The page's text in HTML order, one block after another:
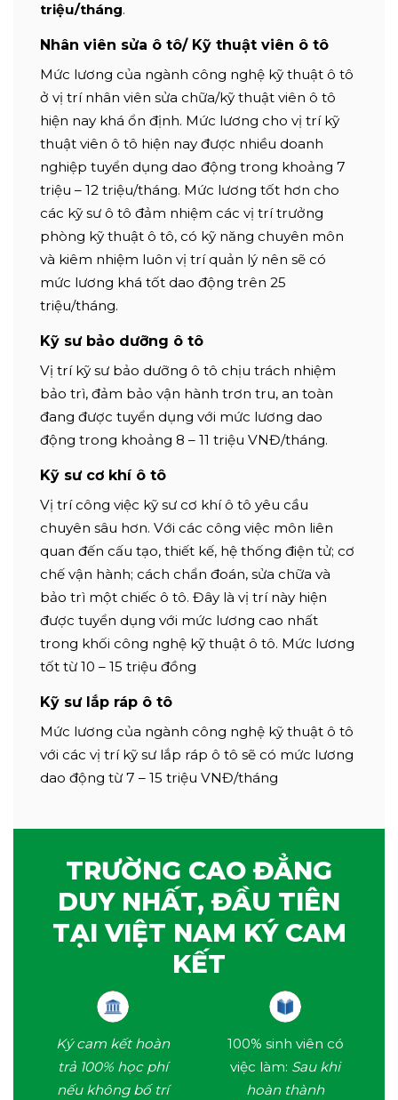
triệu/tháng.
Nhân viên sửa ô tô/ Kỹ thuật viên ô tô
Mức lương của ngành công nghệ kỹ thuật ô tô
ở vị trí nhân viên sửa chữa/kỹ thuật viên ô tô
hiện nay khá ổn định. Mức lương cho vị trí kỹ
thuật viên ô tô hiện nay được nhiều doanh
nghiệp tuyển dụng dao động trong khoảng 7
triệu – 12 triệu/tháng. Mức lương tốt hơn cho
các kỹ sư ô tô đảm nhiệm các vị trí trưởng
phòng kỹ thuật ô tô, có kỹ năng chuyên môn
và kiêm nhiệm luôn vị trí quản lý nên sẽ có
mức lương khá tốt dao động trên 25
triệu/tháng.
Kỹ sư bảo dưỡng ô tô
Vị trí kỹ sư bảo dưỡng ô tô chịu trách nhiệm
bảo trì, đảm bảo vận hành trơn tru, an toàn
đang được tuyển dụng với mức lương dao
động trong khoảng 8 – 11 triệu VNĐ/tháng.
Kỹ sư cơ khí ô tô
Vị trí công việc kỹ sư cơ khí ô tô yêu cầu
chuyên sâu hơn. Với các công việc môn liên
quan đến cấu tạo, thiết kế, hệ thống điện tử; cơ
chế vận hành; cách chẩn đoán, sửa chữa và
bảo trì một chiếc ô tô. Đây là vị trí này hiện
được tuyển dụng với mức lương cao nhất
trong khối công nghệ kỹ thuật ô tô. Mức lương
tốt từ 10 – 15 triệu đồng
Kỹ sư lắp ráp ô tô
Mức lương của ngành công nghệ kỹ thuật ô tô
với các vị trí kỹ sư lắp ráp ô tô sẽ có mức lương
dao động từ 7 – 15 triệu VNĐ/tháng
TRƯỜNG CAO ĐẲNG
DUY NHẤT, ĐẦU TIÊN
TẠI VIỆT NAM KÝ CAM
KẾT
Ký cam kết hoàn
trả 100% học phí
nếu không bố trí
100% sinh viên có
việc làm: Sau khi
hoàn thành